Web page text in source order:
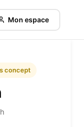
Mon espace
concept